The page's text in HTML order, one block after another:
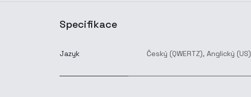
Specifikace
Jazyk Český (QWERTZ), Anglický (US)